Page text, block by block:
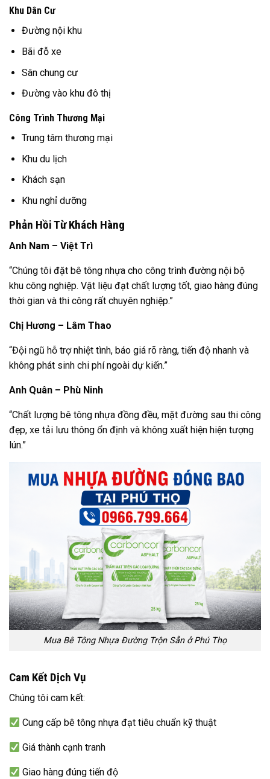
Khu Dân Cư
Đường nội khu
Bãi đỗ xe
Sân chung cư
Đường vào khu đô thị
Công Trình Thương Mại
Trung tâm thương mại
Khu du lịch
Khách sạn
Khu nghỉ dưỡng
Phản Hồi Từ Khách Hàng
Anh Nam – Việt Trì
“Chúng tôi đặt bê tông nhựa cho công trình đường nội bộ
khu công nghiệp. Vật liệu đạt chất lượng tốt, giao hàng đúng
thời gian và thi công rất chuyên nghiệp.”
Chị Hương – Lâm Thao
“Đội ngũ hỗ trợ nhiệt tình, báo giá rõ ràng, tiến độ nhanh và
không phát sinh chi phí ngoài dự kiến.”
Anh Quân – Phù Ninh
“Chất lượng bê tông nhựa đồng đều, mặt đường sau thi công
đẹp, xe tải lưu thông ổn định và không xuất hiện hiện tượng
lún.”
Mua Bê Tông Nhựa Đường Trộn Sẵn ở Phú Thọ
Cam Kết Dịch Vụ
Chúng tôi cam kết:
Cung cấp bê tông nhựa đạt tiêu chuẩn kỹ thuật
Giá thành cạnh tranh
Giao hàng đúng tiến độ